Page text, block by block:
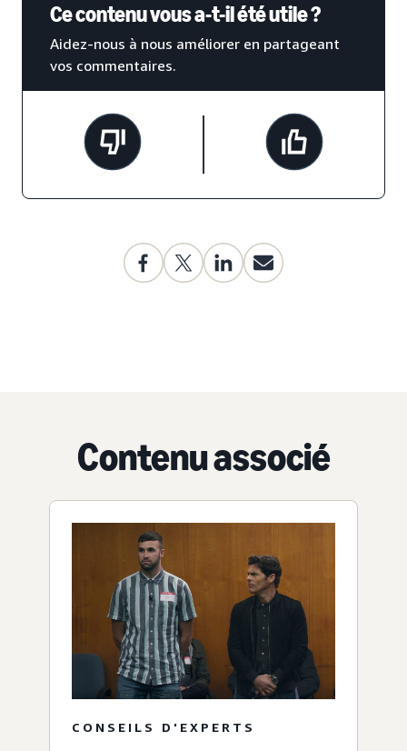
Ce contenu vous a-t-il été utile ?
Aidez-nous à nous améliorer en partageant
vos commentaires.
Contenu associé
CONSEILS D'EXPERTS